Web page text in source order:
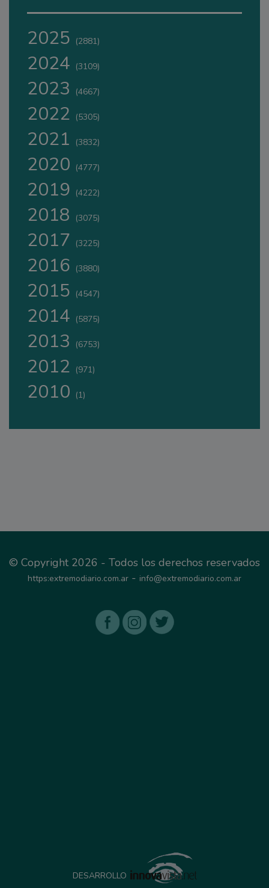
2025 (2881)
2024 (3109)
2023 (4667)
2022 (5305)
2021 (3832)
2020 (4777)
2019 (4222)
2018 (3075)
2017 (3225)
2016 (3880)
2015 (4547)
2014 (5875)
2013 (6753)
2012 (971)
2010 (1)
© Copyright 2026 - Todos los derechos reservados
https:extremodiario.com.ar - info@extremodiario.com.ar
DESARROLLO